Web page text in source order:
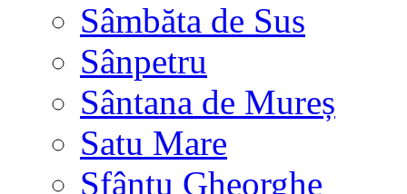
Sâmbăta de Sus
Sânpetru
Sântana de Mureș
Satu Mare
Sfântu Gheorghe